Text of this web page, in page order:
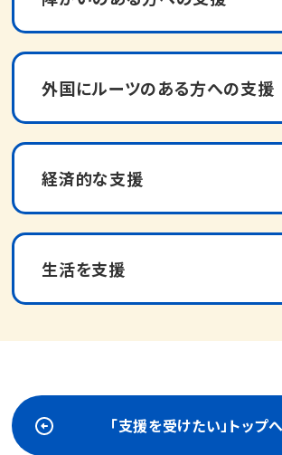
外国にルーツのある方への支援
経済的な支援
生活を支援
「支援を受けたい」トップ